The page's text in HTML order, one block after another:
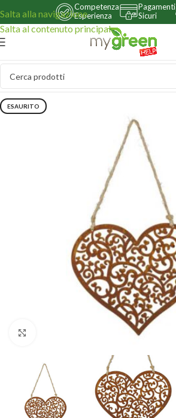
Salta alla navigazione
Salta al contenuto principale
Competenza
Esperienza
Pagamenti
Sicuri
ESAURITO